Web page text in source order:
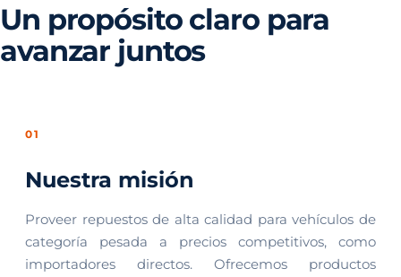
Un propósito claro para
avanzar juntos
01
Nuestra misión
Proveer repuestos de alta calidad para vehículos de
categoría pesada a precios competitivos, como
importadores directos. Ofrecemos productos